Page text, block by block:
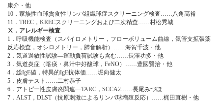
康介・他
10．家族性血球貪食性リンパ組織球症スクリーニング検査……八角高裕
11．TREC，KRECスクリーニングおよび二次精査……村松秀城
Ⅹ．アレルギー検査
1．呼吸機能検査（スパイロメトリー，フローボリューム曲線，気管支拡張薬
反応検査，オシロメトリー，肺音解析）……海賀千波・他
2．気道過敏性試験―運動負荷試験も含む……長澤功多・他
3．気道炎症（喀痰・鼻汁中好酸球，FeNO）……豊國賢治・他
4．総IgE値，特異的IgE抗体価……堀向健太
5．皮膚テスト……二村恭子
6．アトピー性皮膚炎関連―TARC，SCCA2……長尾みづほ
7．ALST，DLST（抗原刺激によるリンパ球増殖反応）……梶田直樹・他